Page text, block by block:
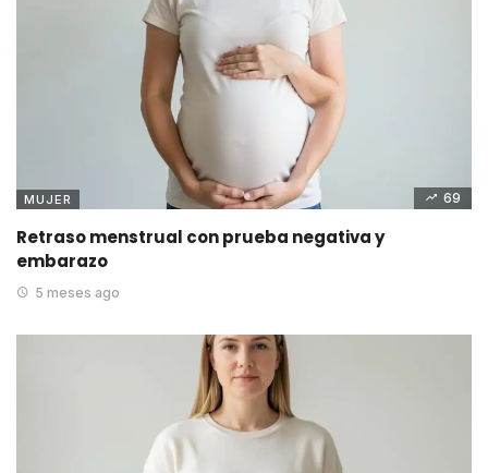
MUJER 69
Retraso menstrual con prueba negativa y
embarazo
5 meses ago